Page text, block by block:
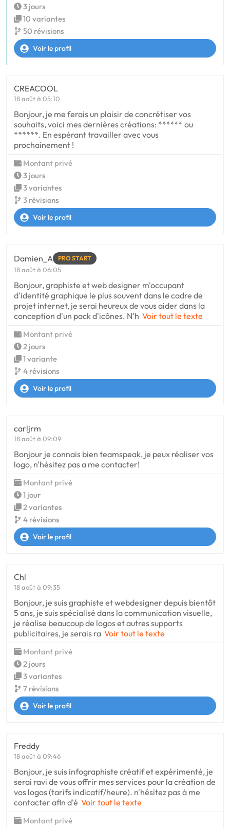
3 jours
10 variantes
50 révisions
Voir le profil
CREACOOL
18 août à 05:10
Bonjour, je me ferais un plaisir de concrétiser vos
souhaits, voici mes dernières créations: ****** ou
******. En espérant travailler avec vous
prochainement !
Montant privé
3 jours
3 variantes
3 révisions
Voir le profil
Damien_A PRO START
18 août à 06:05
Bonjour, graphiste et web designer m'occupant
d'identité graphique le plus souvent dans le cadre de
projet internet, je serai heureux de vous aider dans la
conception d'un pack d'icônes. N'h Voir tout le texte
Montant privé
2 jours
1 variante
4 révisions
Voir le profil
carljrm
18 août à 09:09
Bonjour je connais bien teamspeak, je peux réaliser vos
logo, n'hésitez pas a me contacter!
Montant privé
1 jour
2 variantes
4 révisions
Voir le profil
Chl
18 août à 09:35
Bonjour, je suis graphiste et webdesigner depuis bientôt
5 ans, je suis spécialisé dans la communication visuelle,
je réalise beaucoup de logos et autres supports
publicitaires, je serais ra Voir tout le texte
Montant privé
2 jours
3 variantes
7 révisions
Voir le profil
Freddy
18 août à 09:46
Bonjour, je suis infographiste créatif et expérimenté, je
serai ravi de vous offrir mes services pour la création de
vos logos (tarifs indicatif/heure). n'hésitez pas à me
contacter afin d'é Voir tout le texte
Montant privé